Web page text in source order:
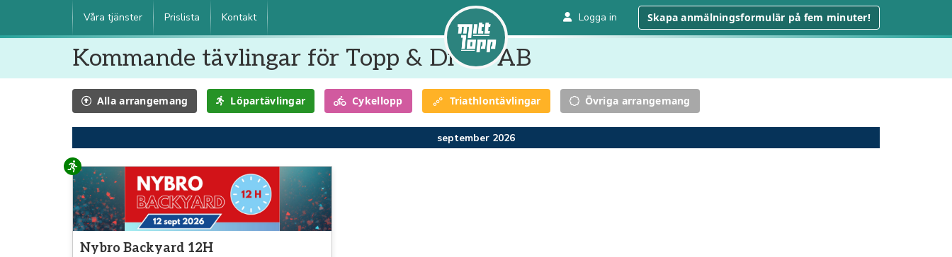
Våra tjänster Prislista Kontakt Logga in Skapa anmälningsformulär på fem minuter!
Kommande tävlingar för Topp & Dröm AB
Alla arrangemang Löpartävlingar Cykellopp Triathlontävlingar Övriga arrangemang
september 2026
Löpning
Nybro Backyard 12H